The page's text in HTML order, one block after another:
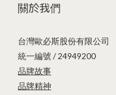
關於我們
台灣歐必斯股份有限公司
統一編號 / 24949200
品牌故事
品牌精神